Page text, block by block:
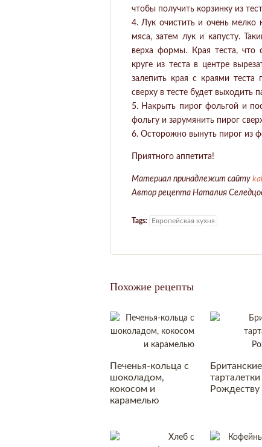
чтобы получить корзинку из
4. Лук очистить и очень
мяса, затем лук и капусту.
верха формы. Края теста, что
круге из теста в центре
залепить края с краями теста
сверху в тесте будет выходить
5. Накрыть пирог фольгой и
фольгу и зарумянить пирог
6. Осторожно вынуть пирог из
Приятного аппетита!
Материал принадлежит сайту
Автор рецепта Наталия
Tags: Европейская кухня
Похожие рецепты
Печенья-кольца с
шоколадом,
кокосом и
карамелью
Британские
тарталетки
Рождеству